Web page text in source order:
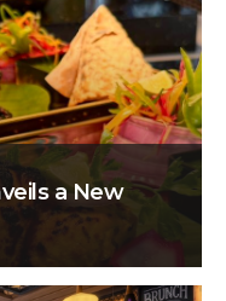
a New